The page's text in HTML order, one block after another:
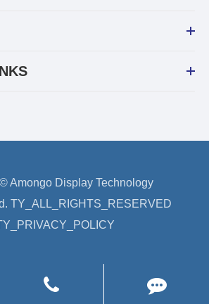
Amongo Display Technology
TY_ALL_RIGHTS_RESERVED